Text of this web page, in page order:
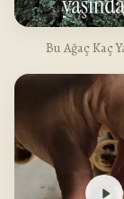
Bu Ağaç Kaç